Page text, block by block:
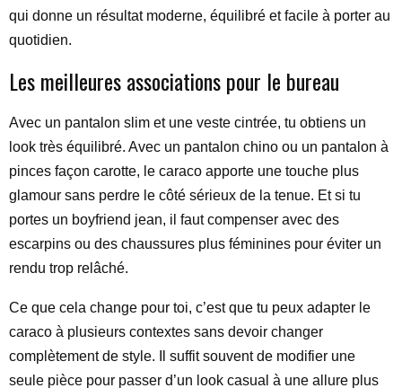
qui donne un résultat moderne, équilibré et facile à porter au
quotidien.
Les meilleures associations pour le bureau
Avec un pantalon slim et une veste cintrée, tu obtiens un
look très équilibré. Avec un pantalon chino ou un pantalon à
pinces façon carotte, le caraco apporte une touche plus
glamour sans perdre le côté sérieux de la tenue. Et si tu
portes un boyfriend jean, il faut compenser avec des
escarpins ou des chaussures plus féminines pour éviter un
rendu trop relâché.
Ce que cela change pour toi, c’est que tu peux adapter le
caraco à plusieurs contextes sans devoir changer
complètement de style. Il suffit souvent de modifier une
seule pièce pour passer d’un look casual à une allure plus